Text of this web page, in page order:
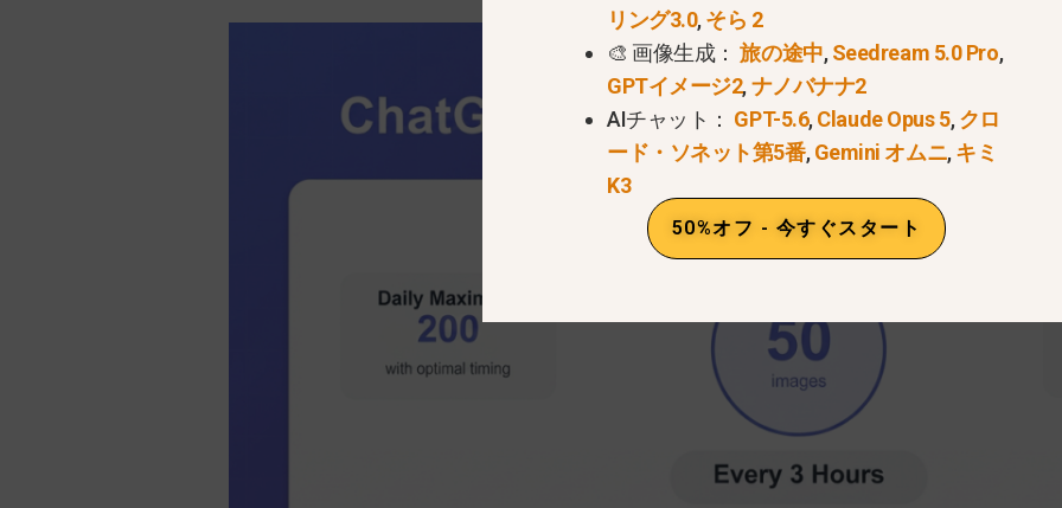
リング3.0,そら 2
🎨 画像生成：旅の途中,Seedream 5.0 Pro,
GPTイメージ2,ナノバナナ2
AIチャット： GPT-5.6,Claude Opus 5,クロ
ード・ソネット第5番,Gemini オムニ,キミ
K3
50%オフ - 今すぐスタート